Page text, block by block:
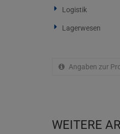
Logistik
Lagerwesen
Angaben zur
WEITERE